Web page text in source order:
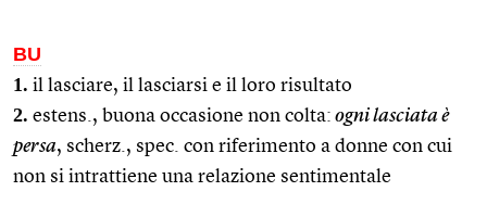
BU
1. il lasciare, il lasciarsi e il loro risultato
2. estens., buona occasione non colta: ogni lasciata è
persa, scherz., spec. con riferimento a donne con cui
non si intrattiene una relazione sentimentale